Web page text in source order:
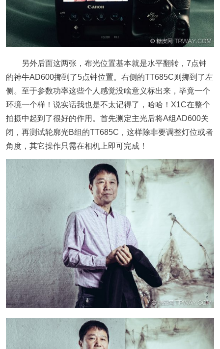
另外后面这两张，布光位置基本就是水平翻转，7点钟
的神牛AD600挪到了5点钟位置。右侧的TT685C则挪到了左
侧。至于参数功率这些个人感觉没啥意义标出来，毕竟一个
环境一个样！说实话我也是不太记得了，哈哈！X1C在整个
拍摄中起到了很好的作用。首先测定主光后将A组AD600关
闭，再测试轮廓光B组的TT685C，这样除非要调整灯位或者
角度，其它操作只需在相机上即可完成！